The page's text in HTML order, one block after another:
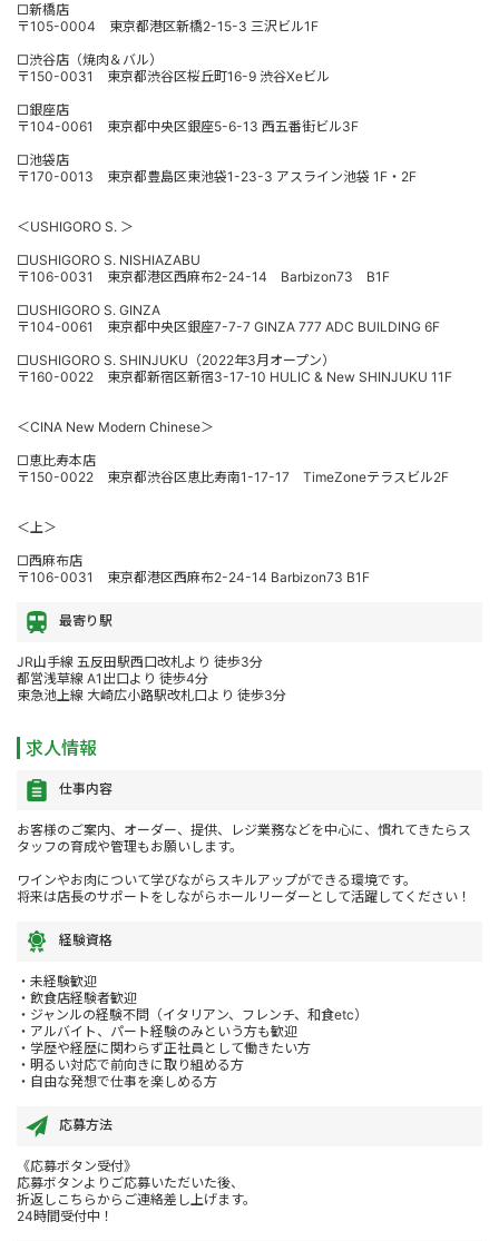
□新橋店
〒105-0004 東京都港区新橋2-15-3 三沢ビル1F
□渋谷店（焼肉＆バル）
〒150-0031 東京都渋谷区桜丘町16-9 渋谷Xeビル
□銀座店
〒104-0061 東京都中央区銀座5-6-13 西五番街ビル3F
□池袋店
〒170-0013 東京都豊島区東池袋1-23-3 アスライン池袋 1F・2F
＜USHIGORO S. ＞
□USHIGORO S. NISHIAZABU
〒106-0031 東京都港区西麻布2-24-14 Barbizon73 B1F
□USHIGORO S. GINZA
〒104-0061 東京都中央区銀座7-7-7 GINZA 777 ADC BUILDING 6F
□USHIGORO S. SHINJUKU（2022年3月オープン）
〒160-0022 東京都新宿区新宿3-17-10 HULIC & New SHINJUKU 11F
＜CINA New Modern Chinese＞
□恵比寿本店
〒150-0022 東京都渋谷区恵比寿南1-17-17 TimeZoneテラスビル2F
＜上＞
□西麻布店
〒106-0031 東京都港区西麻布2-24-14 Barbizon73 B1F
最寄り駅
JR山手線 五反田駅西口改札より 徒歩3分
都営浅草線 A1出口より 徒歩4分
東急池上線 大崎広小路駅改札口より 徒歩3分
求人情報
仕事内容
お客様のご案内、オーダー、提供、レジ業務などを中心に、慣れてきたらス
タッフの育成や管理もお願いします。
ワインやお肉について学びながらスキルアップができる環境です。
将来は店長のサポートをしながらホールリーダーとして活躍してください！
経験資格
・未経験歓迎
・飲食店経験者歓迎
・ジャンルの経験不問（イタリアン、フレンチ、和食etc）
・アルバイト、パート経験のみという方も歓迎
・学歴や経歴に関わらず正社員として働きたい方
・明るい対応で前向きに取り組める方
・自由な発想で仕事を楽しめる方
応募方法
《応募ボタン受付》
応募ボタンよりご応募いただいた後、
折返しこちらからご連絡差し上げます。
24時間受付中！